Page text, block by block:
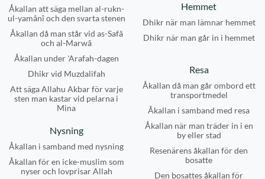
Åkallan att säga mellan al-rukn-
ul-yamânî och den svarta stenen
Åkallan då man står vid as-Safâ
och al-Marwâ
Åkallan under 'Arafah-dagen
Dhikr vid Muzdalifah
Att säga Allahu Akbar för varje
sten man kastar vid pelarna i
Mina
Hemmet
Dhikr när man lämnar hemmet
Dhikr när man går in i hemmet
Resa
Åkallan då man går ombord ett
transportmedel
Åkallan i samband med resa
Åkallan när man träder in i en
by eller stad
Resenärens åkallan för den
bosatte
Den bosattes åkallan för
Nysning
Åkallan i samband med nysning
Åkallan för en icke-muslim som
nyser och lovprisar Allah